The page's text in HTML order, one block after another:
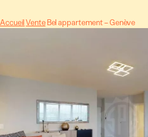
AccueilVenteBel appartement – Genève